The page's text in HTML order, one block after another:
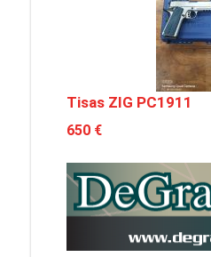
Tisas ZIG PC1911
650 €